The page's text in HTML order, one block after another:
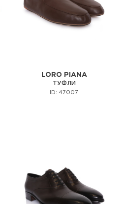
LORO PIANA
ТУФЛИ
ID: 47007